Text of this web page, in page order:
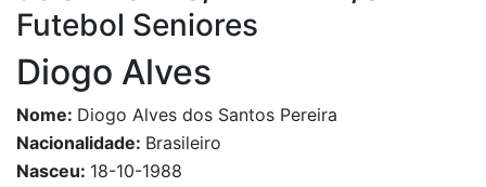
Futebol Seniores
Diogo Alves
Nome: Diogo Alves dos Santos Pereira
Nacionalidade: Brasileiro
Nasceu: 18-10-1988